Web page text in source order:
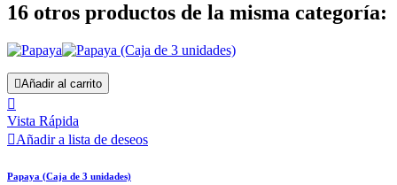
16 otros productos de la misma categoría:
Añadir al carrito

Vista Rápida
Añadir a lista de deseos
Papaya (Caja de 3 unidades)